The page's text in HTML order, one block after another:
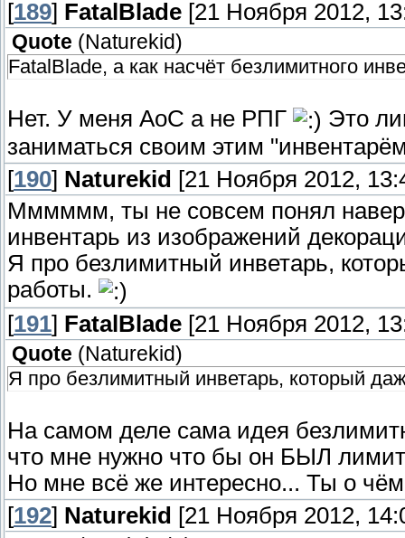
[189] FatalBlade [21 Ноября 2012,
Quote (Naturekid)
FatalBlade, а как насчёт безлимитного
Нет. У меня АоС а не РПГ
Это
заниматься своим этим
[190] Naturekid [21 Ноября 2012,
Мммммм, ты не совсем понял
инвентарь из изображений
Я про безлимитный инветарь,
работы.
[191] FatalBlade [21 Ноября 2012,
Quote (Naturekid)
Я про безлимитный инветарь, который
На самом деле сама идея
что мне нужно что бы он БЫЛ
Но мне всё же интересно... Ты о
[192] Naturekid [21 Ноября 2012,